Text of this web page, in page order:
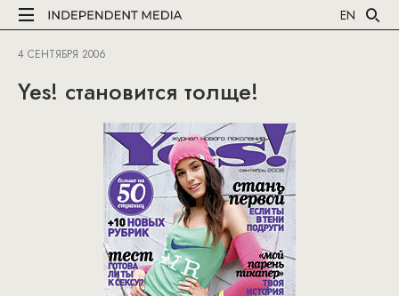
EN
4 СЕНТЯБРЯ 2006
Yes! становится толще!